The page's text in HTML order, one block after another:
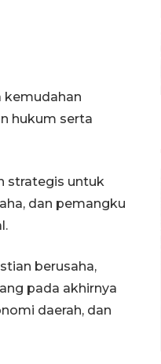
kemudahan
hukum serta
strategis untuk
dan pemangku
berusaha,
pada akhirnya
daerah, dan
air
Karanganyar